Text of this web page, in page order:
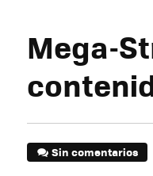
Mega-
Sin comentarios